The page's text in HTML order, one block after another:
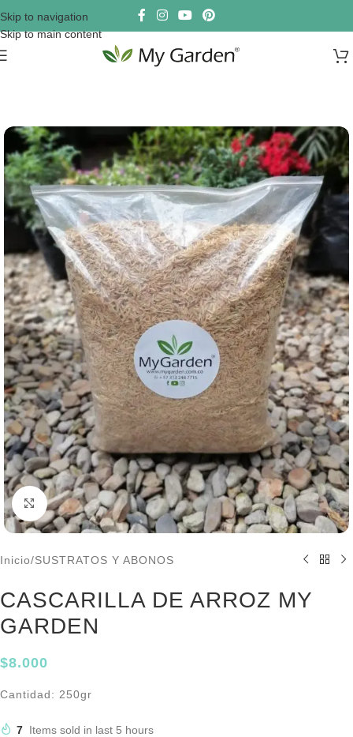
Skip to navigation
Skip to main content
Click to enlarge
Inicio/SUSTRATOS Y ABONOS
CASCARILLA DE ARROZ MY
GARDEN
$8.000
Cantidad: 250gr
7 Items sold in last 5 hours